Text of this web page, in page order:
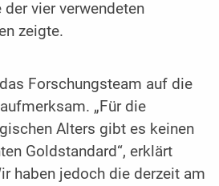
vier verwendeten
zeigte.
Forschungsteam auf die
„Für die
Alters gibt es keinen
Goldstandard“, erklärt
haben jedoch die derzeit am